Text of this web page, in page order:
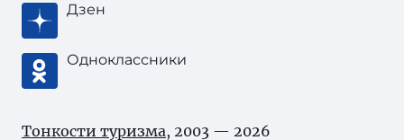
Дзен
Одноклассники
Тонкости туризма, 2003 — 2026